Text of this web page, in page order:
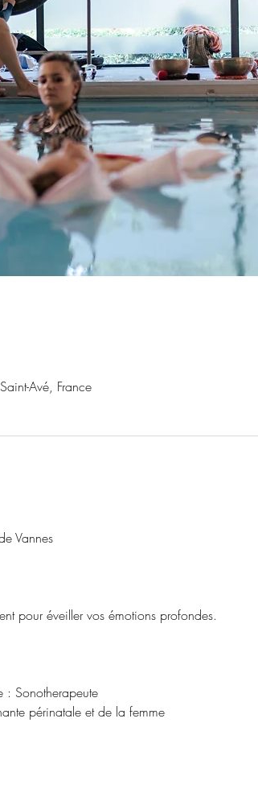
Avé, France
Vannes
pour éveiller vos émotions profondes.
: Sonotherapeute
périnatale et de la femme